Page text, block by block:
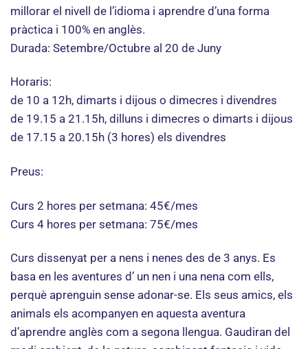
millorar el nivell de l’idioma i aprendre d’una forma
pràctica i 100% en anglès.
Durada: Setembre/Octubre al 20 de Juny
Horaris:
de 10 a 12h, dimarts i dijous o dimecres i divendres
de 19.15 a 21.15h, dilluns i dimecres o dimarts i dijous
de 17.15 a 20.15h (3 hores) els divendres
Preus:
Curs 2 hores per setmana: 45€/mes
Curs 4 hores per setmana: 75€/mes
Curs dissenyat per a nens i nenes des de 3 anys. Es
basa en les aventures d’ un nen i una nena com ells,
perquè aprenguin sense adonar-se. Els seus amics, els
animals els acompanyen en aquesta aventura
d’aprendre anglès com a segona llengua. Gaudiran del